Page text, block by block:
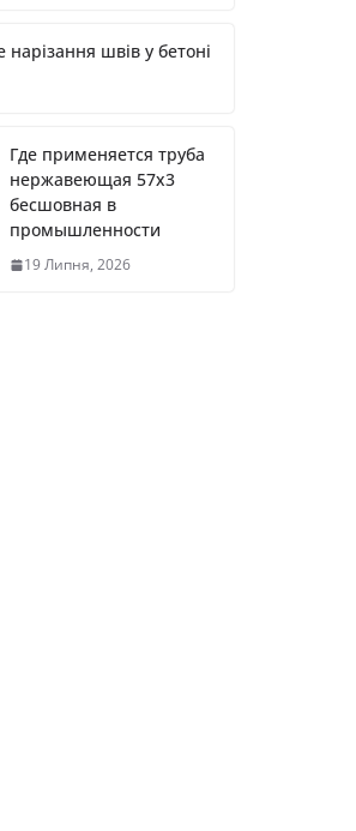
нарізання швів у бетоні
Где применяется труба
нержавеющая 57х3
бесшовная в
промышленности
19 Липня, 2026